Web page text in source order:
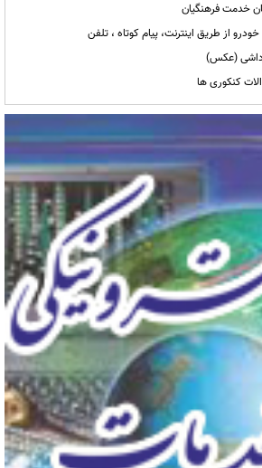
از طریق اینترنت، پیام کوتاه ، تلفن
(عکس)
کنکوری ها